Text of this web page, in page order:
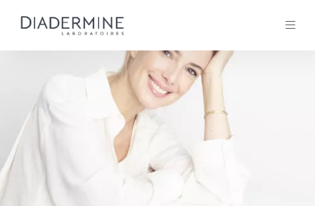
Tous les Produit
ACCUEIL
Conseils Beauté